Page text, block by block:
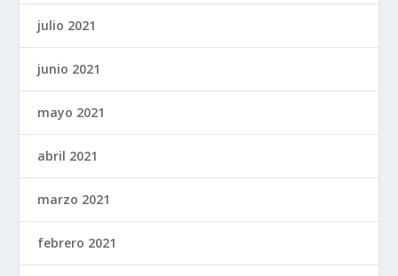
julio 2021
junio 2021
mayo 2021
abril 2021
marzo 2021
febrero 2021